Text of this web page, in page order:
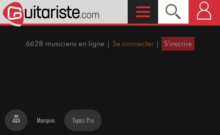
6628 musiciens en ligne | Se connecter | S'inscrire
Marques Topics Pro